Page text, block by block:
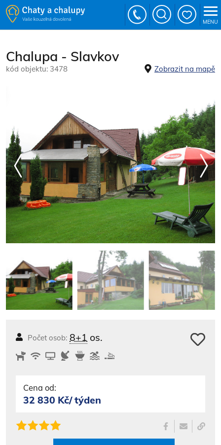
Chalupa - Slavkov
kód objektu: 3478 Zobrazit na mapě
Počet osob: 8+1 os.
Cena od:
32 830 Kč/ týden
MENU